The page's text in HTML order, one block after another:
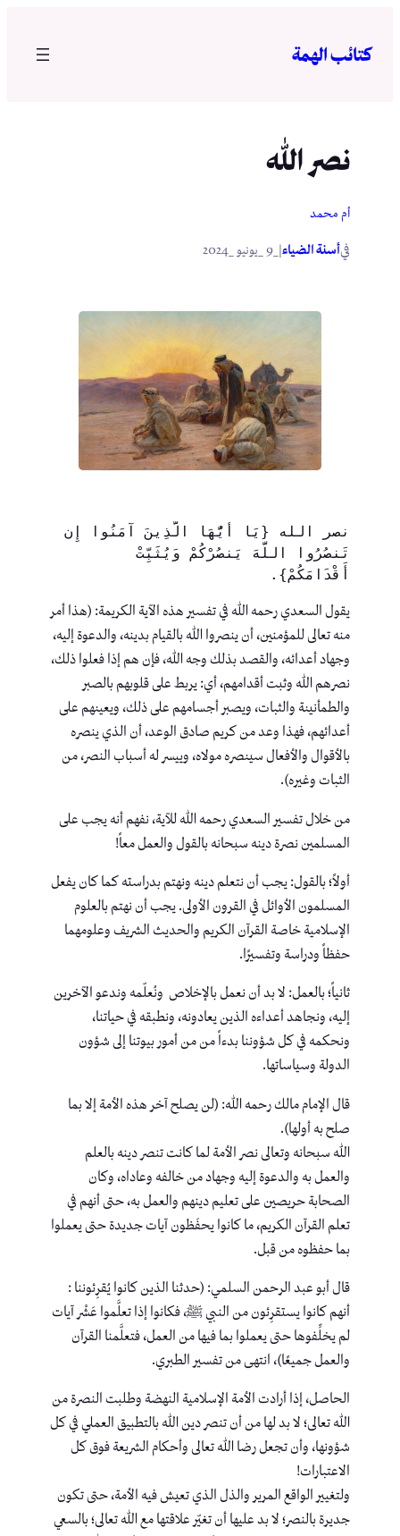
المحتوى
كتائب الهمة
نصر الله
أم محمد
فيأسنة الضياء
أَقْدَامَكُمْ}.
يقول السعدي رحمه الله في تفسير هذه الآية الكريمة: (هذا أمر
منه تعالى للمؤمنين، أن ينصروا الله بالقيام بدينه، والدعوة إليه،
وجهاد أعدائه، والقصد بذلك وجه الله، فإن هم إذا فعلوا ذلك،
نصرهم الله وثبت أقدامهم، أي: يربط على قلوبهم بالصبر
والطمأنينة والثبات، ويصبر أجسامهم على ذلك، ويعينهم على
أعدائهم، فهذا وعد من كريم صادق الوعد، أن الذي ينصره
بالأقوال والأفعال سينصره مولاه، وييسر له أسباب النصر، من
الثبات وغيره).
من خلال تفسير السعدي رحمه الله للآية، نفهم أنه يجب على
المسلمين نصرة دينه سبحانه بالقول والعمل معاً!
أولاً؛ بالقول: يجب أن نتعلم دينه ونهتم بدراسته كما كان يفعل
المسلمون الأوائل في القرون الأولى. يجب أن نهتم بالعلوم
الإسلامية خاصة القرآن الكريم والحديث الشريف وعلومهما
حفظاً ودراسة وتفسيرًا.
ثانياً؛ بالعمل: لا بد أن نعمل بالإخلاص ونُعلّمه وندعو الآخرين
إليه، ونجاهد أعداءه الذين يعادونه، ونطبقه في حياتنا،
ونحكمه في كل شؤوننا بدءاً من من أمور بيوتنا إلى شؤون
الدولة وسياساتها.
قال الإمام مالك رحمه الله: (لن يصلح آخر هذه الأمة إلا بما
صلح به أولها).
الله سبحانه وتعالى نصر الأمة لما كانت تنصر دينه بالعلم
والعمل به والدعوة إليه وجهاد من خالفه وعاداه، وكان
الصحابة حريصين على تعليم دينهم والعمل به، حتى أنهم في
تعلم القرآن الكريم، ما كانوا يحفَظون آيات جديدة حتى يعملوا
بما حفظوه من قبل.
قال أبو عبد الرحمن السلمي: (حدثنا الذين كانوا يُقرِئوننا :
أنهم كانوا يستقرِئون من النبي ﷺ، فكانوا إذا تعلَّموا عَشْر آيات
لم يخلِّفوها حتى يعملوا بما فيها من العمل، فتعلَّمنا القرآن
والعمل جميعًا)، انتهى من تفسير الطبري.
الحاصل، إذا أرادت الأمة الإسلامية النهضة وطلبت النصرة من
الله تعالى؛ لا بد لها من أن تنصر دين الله بالتطبيق العملي في كل
شؤونها، وأن تجعل رضا الله تعالى وأحكام الشريعة فوق كل
الاعتبارات!
ولتغيير الواقع المرير والذل الذي تعيش فيه الأمة، حتى تكون
جديرة بالنصر؛ لا بد عليها أن تغيّر علاقتها مع الله تعالى؛ بالسعي